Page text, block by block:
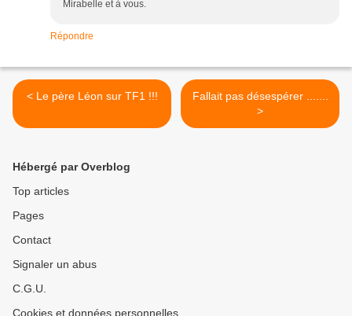
Mirabelle et à vous.
Répondre
< Le père Léon sur TF1 !!!
Fallait pas désespérer .......
>
Hébergé par Overblog
Top articles
Pages
Contact
Signaler un abus
C.G.U.
Cookies et données personnelles